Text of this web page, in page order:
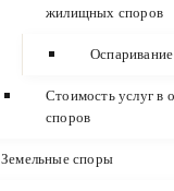
жилищных споров
Стоимость услуг в
споров
Земельные споры